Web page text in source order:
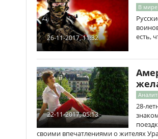
26-11-2017, 11:32
В
есть,
22-11-2017, 05:13
28-
своими впечатлениями о жителях